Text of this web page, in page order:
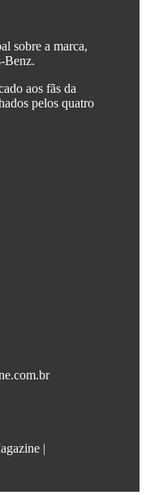
sobre a marca,
Benz.
aos fãs da
pelos quatro
|